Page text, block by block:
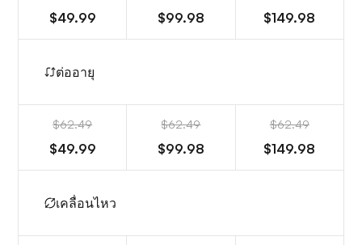
$49.99 $99.98 $149.98
ต่ออายุ
$62.49
$49.99
$62.49
$99.98
$62.49
$149.98
เคลื่อนไหว